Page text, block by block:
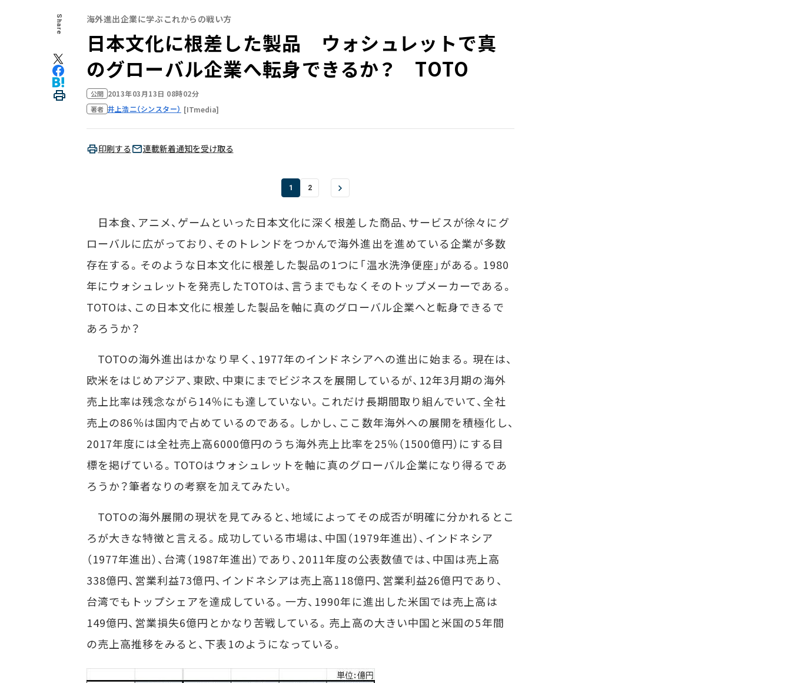
Share 海外進出企業に学ぶこれからの戦い方
日本文化に根差した製品 ウォシュレットで真
のグローバル企業へ転身できるか？ TOTO
公開 2013年03月13日 08時02分
著者 井上浩二（シンスター） [ITmedia]
印刷する 連載新着通知を受け取る
1 2
日本食、アニメ、ゲームといった日本文化に深く根差した商品、サービスが徐々にグ
ローバルに広がっており、そのトレンドをつかんで海外進出を進めている企業が多数
存在する。そのような日本文化に根差した製品の1つに「温水洗浄便座」がある。1980
年にウォシュレットを発売したTOTOは、言うまでもなくそのトップメーカーである。
TOTOは、この日本文化に根差した製品を軸に真のグローバル企業へと転身できるで
あろうか？
TOTOの海外進出はかなり早く、1977年のインドネシアへの進出に始まる。現在は、
欧米をはじめアジア、東欧、中東にまでビジネスを展開しているが、12年3月期の海外
売上比率は残念ながら14％にも達していない。これだけ長期間取り組んでいて、全社
売上の86％は国内で占めているのである。しかし、ここ数年海外への展開を積極化し、
2017年度には全社売上高6000億円のうち海外売上比率を25％（1500億円）にする目
標を掲げている。TOTOはウォシュレットを軸に真のグローバル企業になり得るであ
ろうか？筆者なりの考察を加えてみたい。
TOTOの海外展開の現状を見てみると、地域によってその成否が明確に分かれるとこ
ろが大きな特徴と言える。成功している市場は、中国（1979年進出）、インドネシア
（1977年進出）、台湾（1987年進出）であり、2011年度の公表数値では、中国は売上高
338億円、営業利益73億円、インドネシアは売上高118億円、営業利益26億円であり、
台湾でもトップシェアを達成している。一方、1990年に進出した米国では売上高は
149億円、営業損失6億円とかなり苦戦している。売上高の大きい中国と米国の5年間
の売上高推移をみると、下表1のようになっている。